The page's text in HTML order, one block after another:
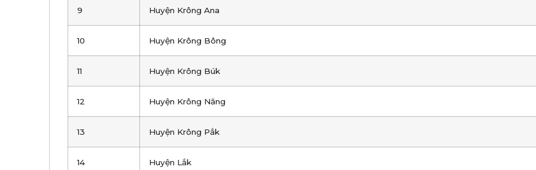
9 Huyện Krông Ana
10 Huyện Krông Bông
11 Huyện Krông Búk
12 Huyện Krông Năng
13 Huyện Krông Pắk
14 Huyện Lắk